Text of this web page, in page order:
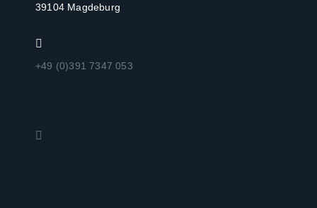
39104 Magdeburg
+49 (0)391 7347 053